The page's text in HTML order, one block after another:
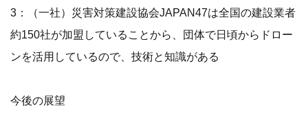
3：（一社）災害対策建設協会JAPAN47は全国の建設業者
約150社が加盟していることから、団体で日頃からドロー
ンを活用しているので、技術と知識がある
今後の展望